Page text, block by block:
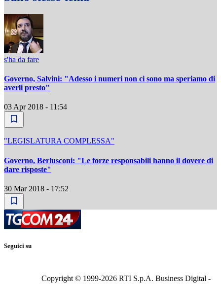
s'ha da fare
Governo, Salvini: "Adesso i numeri non ci sono ma speriamo di
averli presto"
03 Apr 2018 - 11:54
"LEGISLATURA COMPLESSA"
Governo, Berlusconi: "Le forze responsabili hanno il dovere di
dare risposte"
30 Mar 2018 - 17:52
Seguici su
Copyright © 1999-2026 RTI S.p.A. Business Digital -